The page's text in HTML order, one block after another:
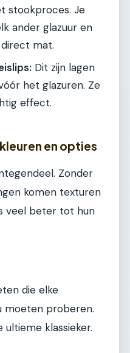
stookproces. Je
ander glazuur en
mat.
Dit zijn lagen
het glazuren. Ze
effect.
en opties
Zonder
komen texturen
veel beter tot hun
die elke
moeten proberen.
ultieme klassieker.